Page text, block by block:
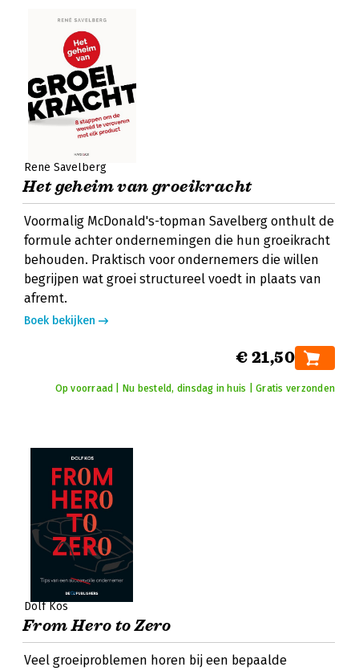
René Savelberg
Het geheim van groeikracht
Voormalig McDonald's-topman Savelberg onthult de
formule achter ondernemingen die hun groeikracht
behouden. Praktisch voor ondernemers die willen
begrijpen wat groei structureel voedt in plaats van
afremt.
Boek bekijken
€ 21,50
Op voorraad | Nu besteld, dinsdag in huis | Gratis verzonden
Dolf Kos
From Hero to Zero
Veel groeiproblemen horen bij een bepaalde